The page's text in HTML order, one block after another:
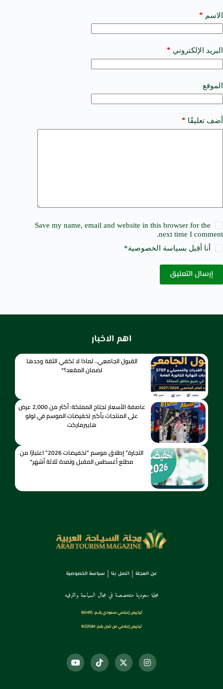
الاسم *
البريد الإلكتروني *
الموقع
أضف تعليقًا *
Save my name, email and website in this browser for the
next time I comment.
أنا أقبل بسياسة الخصوصية*
إرسال التعليق
t
e
a
t
i
e
:
اهم الاخبار
القبول الجامعي.. لماذا لا تكفي الثقة وحدها
لضمان المقعد؟*
عاصفة الأسعار تجتاح المملكة: أكثر من 2,000 عرض
على المنتجات بأكبر تخفيضات الموسم في لولو
هايبرماركت
التجارة” إطلاق موسم “تخفيضات 2026” اعتبارًا من
مطلع أغسطس المقبل ولمدة ثلاثة أشهر*
عن المجلة اتصل بنا سياسة الخصوصية
مجلة سعودية متخصصة في مجال السياحة والترفيه
ترخـيص إعـلامي سـعودي رقــم: 160495
ترخيص إعلامي من لندن رقم: 16321584